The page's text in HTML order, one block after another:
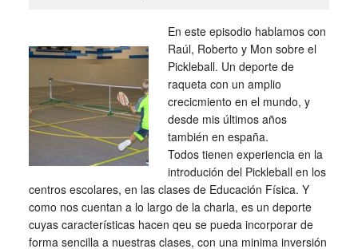
En este episodio hablamos con
Raúl, Roberto y Mon sobre el
Pickleball. Un deporte de
raqueta con un amplio
crecicmiento en el mundo, y
desde mis últimos años
también en españa.
Todos tienen experiencia en la
introdución del Pickleball en los
centros escolares, en las clases de Educación Física. Y
como nos cuentan a lo largo de la charla, es un deporte
cuyas características hacen qeu se pueda incorporar de
forma sencilla a nuestras clases, con una minima inversión